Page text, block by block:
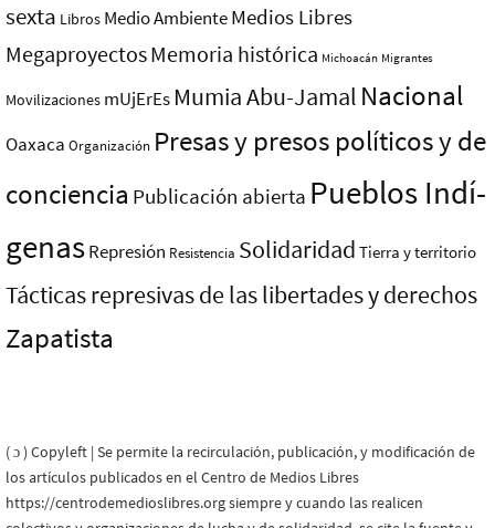
sexta Libros Medio AmbienteMedios Libres
MegaproyectosMemoria histórica Michoacán Migrantes
Movilizaciones mUjErEs Mumia Abu-Jamal Nacional
Oaxaca Organización Presas y presos polí­ticos y de
conciencia Publicación abierta Pueblos Indí­
genasRepresión Resistencia Solidaridad Tierra y territorio
Tácticas represivas de las libertades y derechos
Zapatista
( ɔ ) Copyleft | Se permite la recirculación, publicación, y modificación de
los artículos publicados en el Centro de Medios Libres
https://centrodemedioslibres.org siempre y cuando las realicen